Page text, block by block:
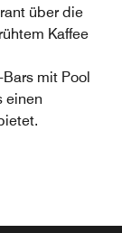
über die
Kaffee
mit Pool
einen